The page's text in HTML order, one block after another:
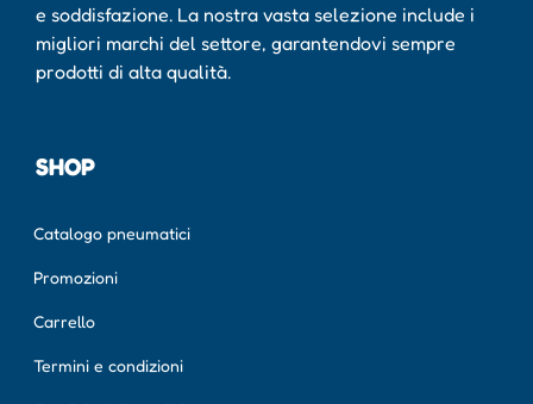
e soddisfazione. La nostra vasta selezione include i
migliori marchi del settore, garantendovi sempre
prodotti di alta qualità.
SHOP
Catalogo pneumatici
Promozioni
Carrello
Termini e condizioni